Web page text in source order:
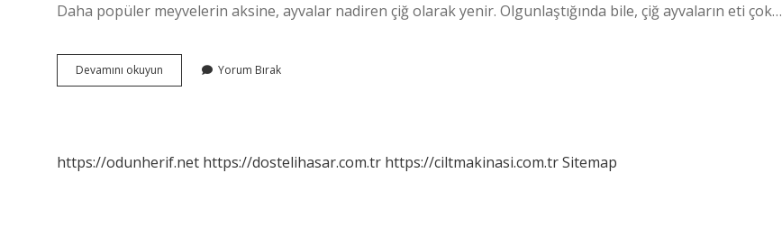
Daha popüler meyvelerin aksine, ayvalar nadiren çiğ olarak yenir. Olgunlaştığında bile, çiğ ayvaların eti çok…
Devamını okuyun Kahvaltıda
Ayva
Yorum Bırak
https://odunherif.net https://dostelihasar.com.tr https://ciltmakinasi.com.trSitemap